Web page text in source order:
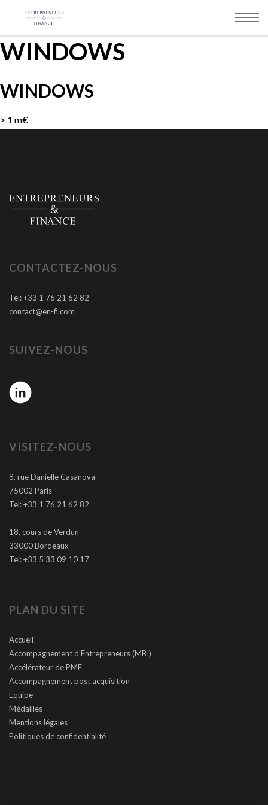
WINDOWS
WINDOWS
> 1 m€
CONTACTEZ-NOUS
Tel: +33 1 76 21 62 82
contact@en-fi.com
SUIVEZ-NOUS
VISITEZ-NOUS
8, rue Danielle Casanova
75002 Paris
Tel: +33 1 76 21 62 82
18, cours de Verdun
33000 Bordeaux
Tel: +33 5 33 09 10 17
PLAN DU SITE
Accueil
Accompagnement d’Entrepreneurs (MBI)
Accélérateur de PME
Accompagnement post acquisition
Équipe
Médailles
Mentions légales
Politiques de confidentialité
Panneau de gestion des cookies